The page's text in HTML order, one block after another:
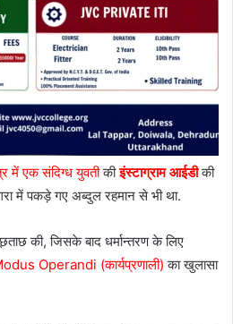
में एक संदिग्ध युवतीकीइंस्टाग्राम आईडी की
में पकड़े गए अब्दुल रहमान से भी था.
की, जिसके बाद धर्मान्तरण के लिए
Operandi (कार्यप्रणाली) का खुलासा